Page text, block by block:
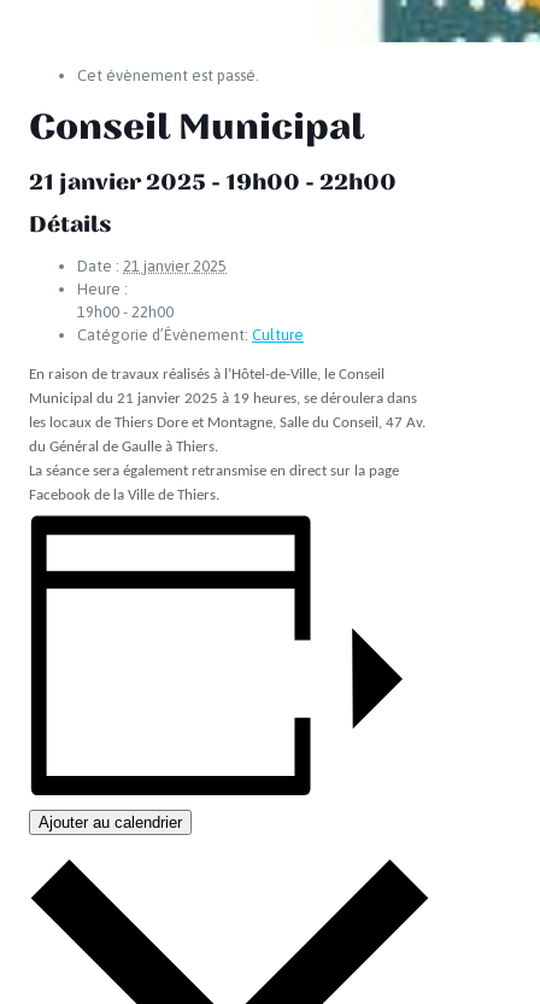
Cet évènement est passé.
Conseil Municipal
21 janvier 2025 - 19h00 - 22h00
Détails
Date : 21 janvier 2025
Heure :
19h00 - 22h00
Catégorie d’Évènement: Culture
En raison de travaux réalisés à l’Hôtel-de-Ville, le Conseil
Municipal du 21 janvier 2025 à 19 heures, se déroulera dans
les locaux de Thiers Dore et Montagne, Salle du Conseil, 47 Av.
du Général de Gaulle à Thiers.
La séance sera également retransmise en direct sur la page
Facebook de la Ville de Thiers.
Ajouter au calendrier